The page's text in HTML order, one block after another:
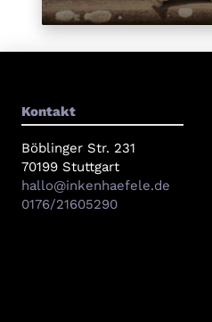
Kontakt
Böblinger Str. 231
70199 Stuttgart
hallo@inkenhaefele.de
0176/21605290